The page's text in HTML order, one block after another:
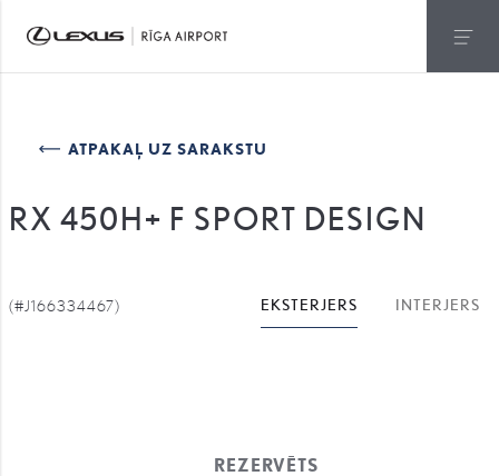
ATPAKAĻ UZ SARAKSTU
RX 450H+ F SPORT DESIGN
REZERVĒTS
(#J166334467) EKSTERJERS INTERJERS